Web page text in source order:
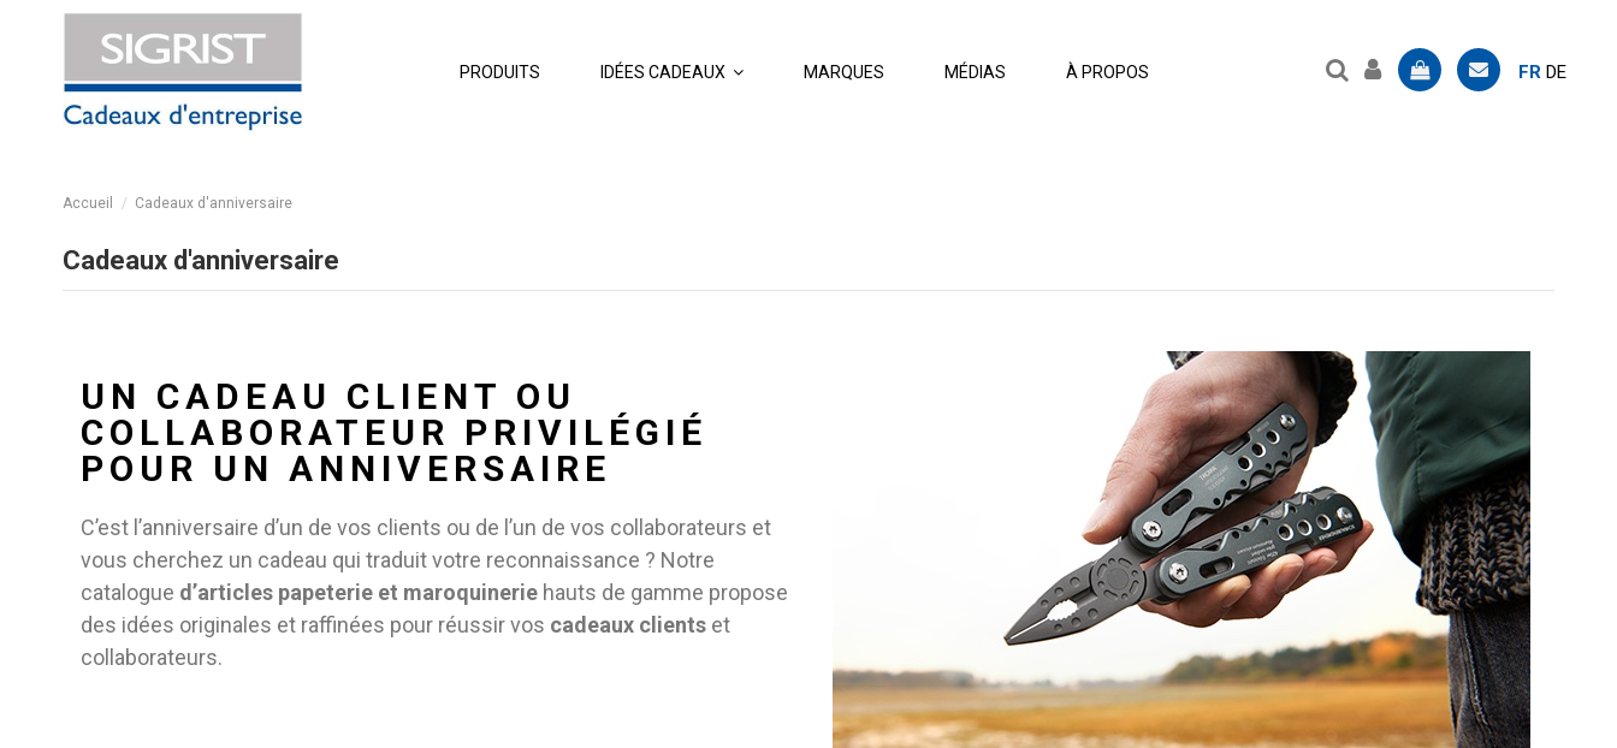
PRODUITS IDÉES CADEAUX MARQUES MÉDIAS À PROPOS FR DE
Accueil Cadeaux d'anniversaire
Cadeaux d'anniversaire
UN CADEAU CLIENT OU
COLLABORATEUR PRIVILÉGIÉ
POUR UN ANNIVERSAIRE
C’est l’anniversaire d’un de vos clients ou de l’un de vos collaborateurs et
vous cherchez un cadeau qui traduit votre reconnaissance ? Notre
catalogue d’articles papeterie et maroquinerie hauts de gamme propose
des idées originales et raffinées pour réussir vos cadeaux clients et
collaborateurs.